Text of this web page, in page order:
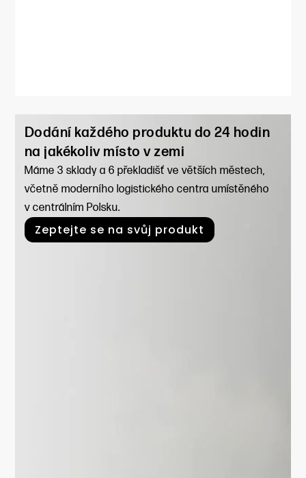
Dodání každého produktu do 24 hodin
na jakékoliv místo v zemi
Máme 3 sklady a 6 překladišť ve větších městech,
včetně moderního logistického centra umístěného
v centrálním Polsku.
Zeptejte se na svůj produkt